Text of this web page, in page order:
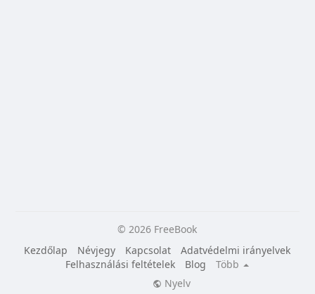
© 2026 FreeBook
Kezdőlap
Névjegy Kapcsolat
Adatvédelmi irányelvek
Felhasználási feltételek
Blog
Több
Nyelv